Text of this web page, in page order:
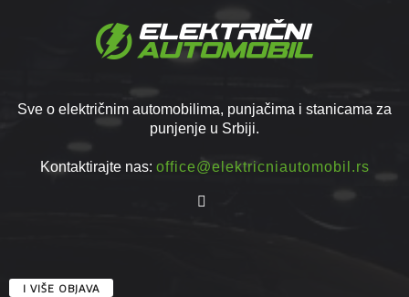
Sve o električnim automobilima, punjačima i stanicama za
punjenje u Srbiji.
Kontaktirajte nas: office@elektricniautomobil.rs
I VIŠE OBJAVA